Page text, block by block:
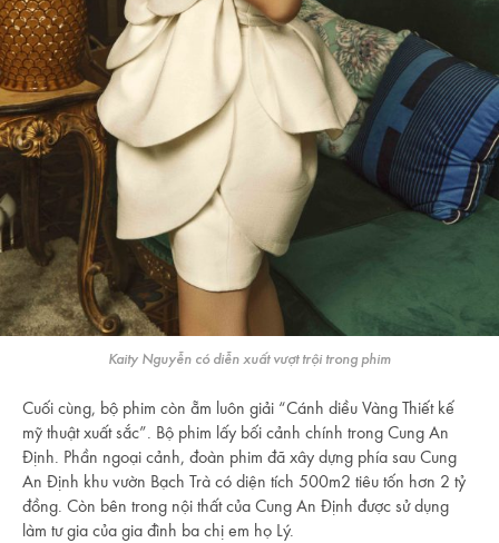
Kaity Nguyễn có diễn xuất vượt trội trong phim
Cuối cùng, bộ phim còn ẵm luôn giải “Cánh diều Vàng Thiết kế
mỹ thuật xuất sắc”. Bộ phim lấy bối cảnh chính trong Cung An
Định. Phần ngoại cảnh, đoàn phim đã xây dựng phía sau Cung
An Định khu vườn Bạch Trà có diện tích 500m2 tiêu tốn hơn 2 tỷ
đồng. Còn bên trong nội thất của Cung An Định được sử dụng
làm tư gia của gia đình ba chị em họ Lý.